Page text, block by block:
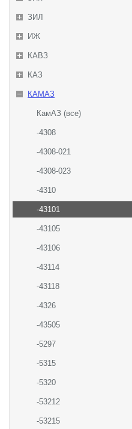
ЗИЛ
ИЖ
КАВЗ
КАЗ
КАМАЗ
КамАЗ (все)
-4308
-4308-021
-4308-023
-4310
-43101
-43105
-43106
-43114
-43118
-4326
-43505
-5297
-5315
-5320
-53212
-53215